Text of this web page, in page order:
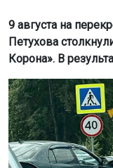
9 августа на
Петухова
Корона». В